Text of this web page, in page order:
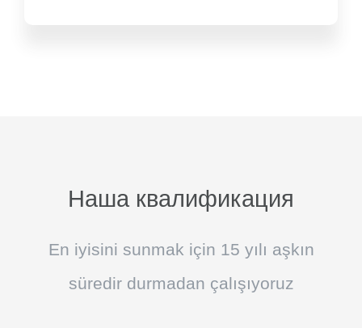
Наша квалификация
En iyisini sunmak için 15 yılı aşkın
süredir durmadan çalışıyoruz